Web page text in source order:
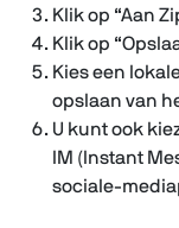
Klik op “Aan
Klik op
Kies een
opslaan van
U kunt ook
IM (Instant
sociale-